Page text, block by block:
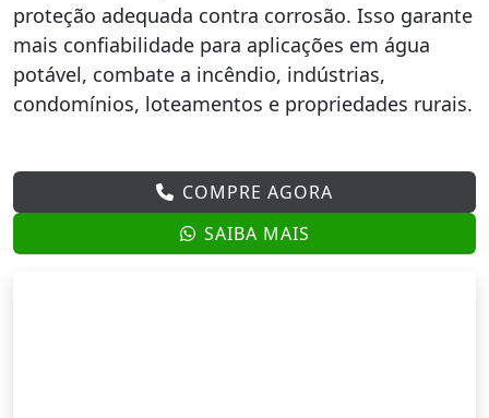
proteção adequada contra corrosão. Isso garante
mais confiabilidade para aplicações em água
potável, combate a incêndio, indústrias,
condomínios, loteamentos e propriedades rurais.
COMPRE AGORA
SAIBA MAIS